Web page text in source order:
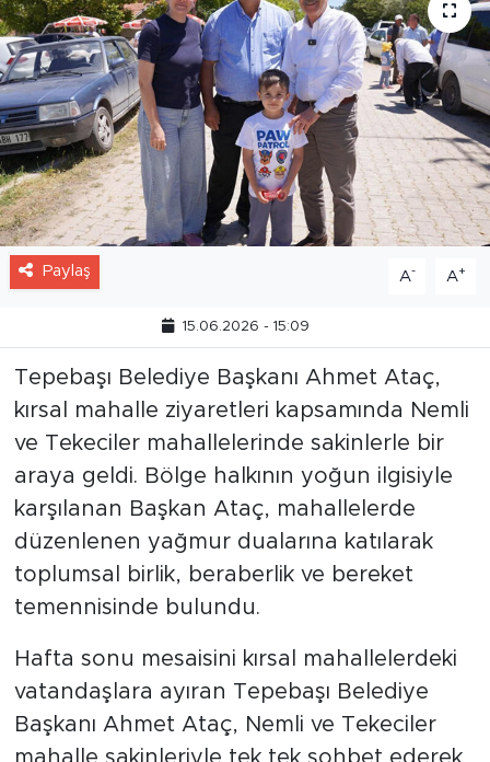
15.06.2026 - 15:09
Tepebaşı Belediye Başkanı Ahmet Ataç,
kırsal mahalle ziyaretleri kapsamında Nemli
ve Tekeciler mahallelerinde sakinlerle bir
araya geldi. Bölge halkının yoğun ilgisiyle
karşılanan Başkan Ataç, mahallelerde
düzenlenen yağmur dualarına katılarak
toplumsal birlik, beraberlik ve bereket
Hafta sonu mesaisini kırsal mahallelerdeki
vatandaşlara ayıran Tepebaşı Belediye
Başkanı Ahmet Ataç, Nemli ve Tekeciler